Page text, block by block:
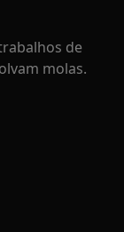
de
molas.